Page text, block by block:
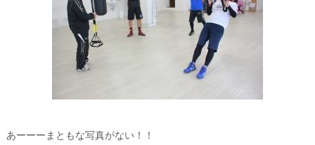
あーーーまともな写真がない！！